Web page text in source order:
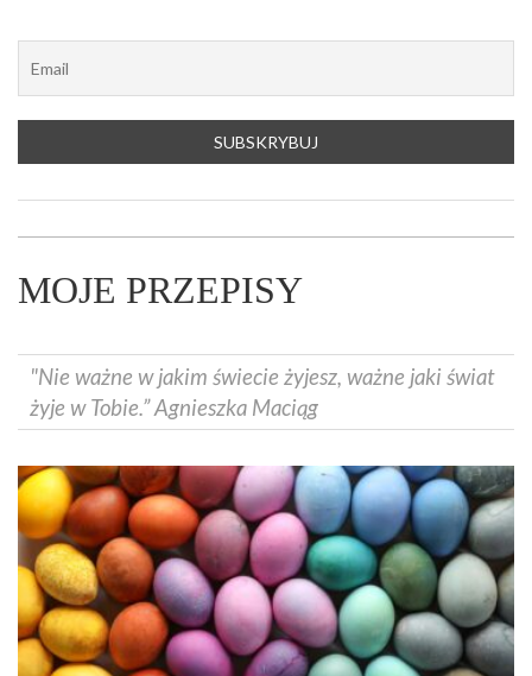
MOJE PRZEPISY
"Nie ważne w jakim świecie żyjesz, ważne jaki świat
żyje w Tobie.” Agnieszka Maciąg